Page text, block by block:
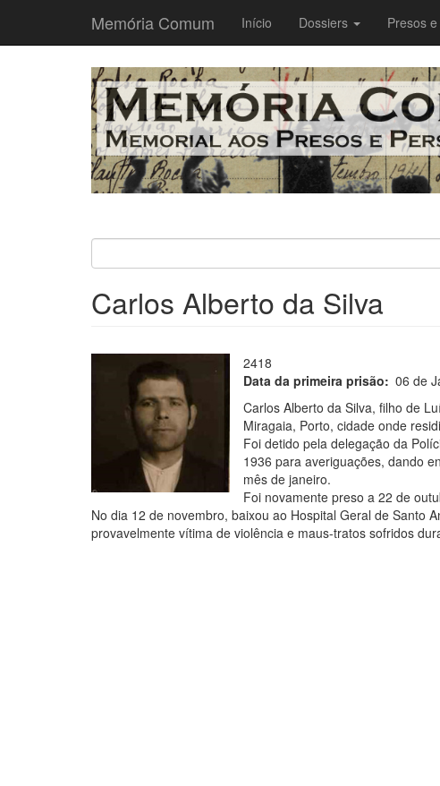
Memória Comum
Main
navigation
Início Dossiers Presos
Carlos Alberto da Silva
2418
Data da primeira prisão
06 de
Carlos Alberto da Silva, filho de
Miragaia, Porto, cidade onde
Foi detido pela delegação da
1936 para averiguações, dando
mês de janeiro.
Foi novamente preso a 22 de
No dia 12 de novembro, baixou ao Hospital Geral de Santo
provavelmente vítima de violência e maus-tratos sofridos